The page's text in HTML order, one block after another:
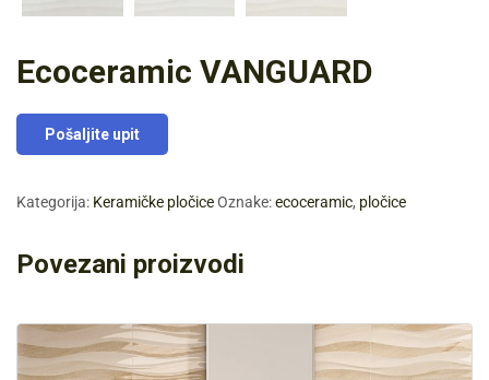
Ecoceramic VANGUARD
Pošaljite upit
Kategorija: Keramičke pločiceOznake:ecoceramic, pločice
Povezani proizvodi